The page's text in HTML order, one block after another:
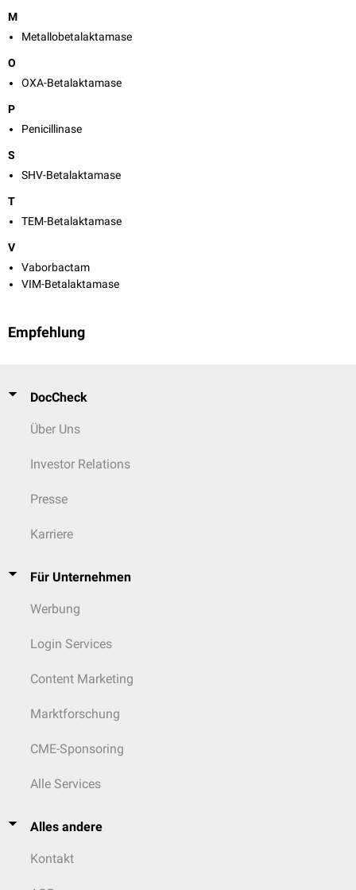
M
Metallobetalaktamase
O
OXA-Betalaktamase
P
Penicillinase
S
SHV-Betalaktamase
T
TEM-Betalaktamase
V
Vaborbactam
VIM-Betalaktamase
Empfehlung
DocCheck
Über Uns
Investor Relations
Presse
Karriere
Für Unternehmen
Werbung
Login Services
Content Marketing
Marktforschung
CME-Sponsoring
Alle Services
Alles andere
Kontakt